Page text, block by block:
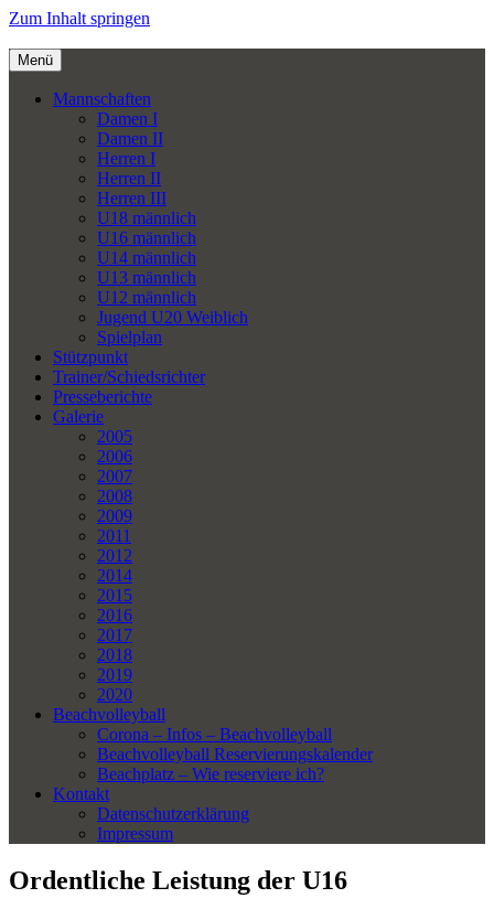
Zum Inhalt springen
Menü
Mannschaften
Damen I
Damen II
Herren I
Herren II
Herren III
U18 männlich
U16 männlich
U14 männlich
U13 männlich
U12 männlich
Jugend U20 Weiblich
Spielplan
Stützpunkt
Trainer/Schiedsrichter
Presseberichte
Galerie
2005
2006
2007
2008
2009
2011
2012
2014
2015
2016
2017
2018
2019
2020
Beachvolleyball
Corona – Infos – Beachvolleyball
Beachvolleyball Reservierungskalender
Beachplatz – Wie reserviere ich?
Kontakt
Datenschutzerklärung
Impressum
Ordentliche Leistung der U16